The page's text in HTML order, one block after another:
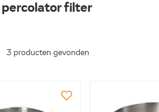
filter
3 producten gevonden